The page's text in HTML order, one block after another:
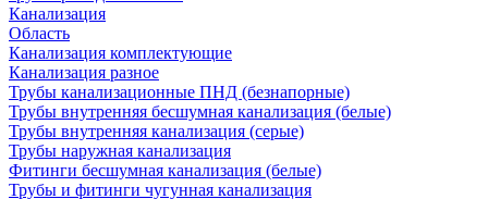
Канализация
Область
Канализация комплектующие
Канализация разное
Трубы канализационные ПНД (безнапорные)
Трубы внутренняя бесшумная канализация (белые)
Трубы внутренняя канализация (серые)
Трубы наружная канализация
Фитинги бесшумная канализация (белые)
Трубы и фитинги чугунная канализация